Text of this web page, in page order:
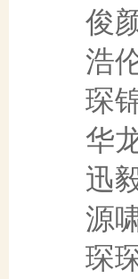
俊颜
浩伦
琛锦
华龙
迅毅
源啸
琛琛